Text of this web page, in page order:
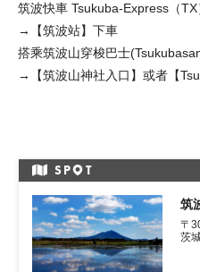
筑波快車 Tsukuba-Express（TX
→【筑波站】下車
搭乘筑波山穿梭巴士
→【筑波山神社入口】或者【
SP T
筑
〒
茨